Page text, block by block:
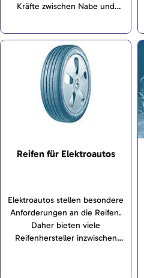
Kräfte zwischen Nabe und
übertragen.
Reifen für Elektroautos
Elektroautos stellen besondere
Anforderungen an die Reifen.
Daher bieten viele
Reifenhersteller inzwischen